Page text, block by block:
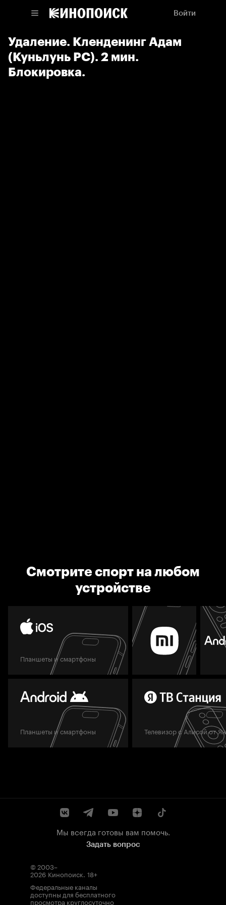
Войти
Удаление. Кленденинг Адам
(Куньлунь РС). 2 мин.
Блокировка.
Смотрите спорт на любом
устройстве
Планшеты и смартфоны
Планшеты и смартфоны Телевизор с Алисой от
Мы всегда готовы вам помочь.
Задать вопрос
© 2003–
2026 Кинопоиск. 18+
Федеральные каналы
доступны для бесплатного
просмотра круглосуточно